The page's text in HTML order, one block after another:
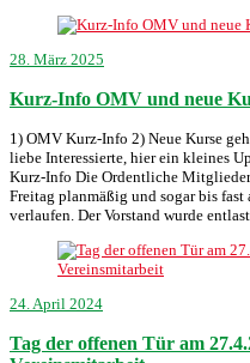
28. März 2025
Kurz-Info OMV und neue
1) OMV Kurz-Info 2) Neue Kurse
liebe Interessierte, hier ein kleines
Kurz-Info Die Ordentliche
Freitag planmäßig und sogar bis
verlaufen. Der Vorstand wurde
24. April 2024
Tag der offenen Tür am